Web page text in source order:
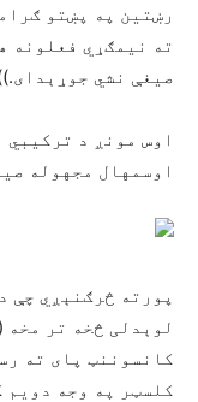
رښتین په پښتو
ته نیمګړي فعلونه
صيغې نشي
اوس مونږ د
اوسمهال مجهوله
پورته څرګنېږي چې
لوېدلی څخه تر مخه
کانسوننټ پای ته
کلسټر په وجه دویم